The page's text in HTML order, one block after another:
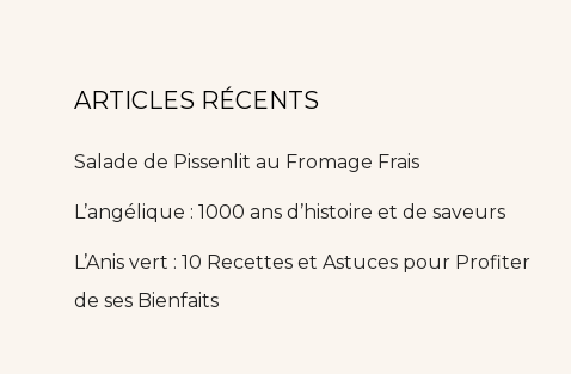
ARTICLES RÉCENTS
Salade de Pissenlit au Fromage Frais
L’angélique : 1000 ans d’histoire et de saveurs
L’Anis vert : 10 Recettes et Astuces pour Profiter
de ses Bienfaits